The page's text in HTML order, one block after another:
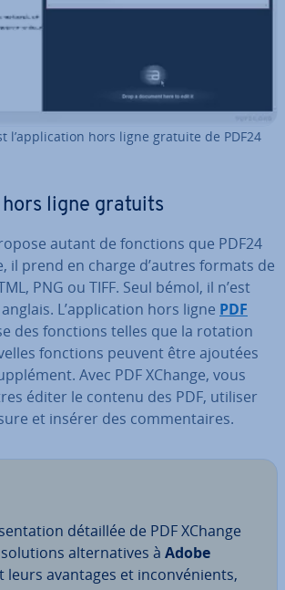
l’ap­pli­ca­tion hors ligne gratuite de PDF24
ligne gratuits
autant de fonctions que PDF24
il prend en charge d’autres formats de
PNG ou TIFF. Seul bémol, il n’est
L’ap­pli­ca­tion hors ligne PDF
des fonctions telles que la rotation
fonctions peuvent être ajoutées
Avec PDF XChange, vous
éditer le contenu des PDF, utiliser
et insérer des com­men­taires.
détaillée de PDF XChange
al­ter­na­tives à Adobe
leurs avantages et in­con­vé­nients,